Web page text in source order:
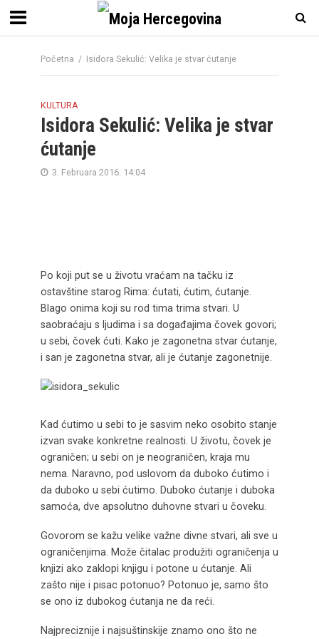
Početna / Isidora Sekulić: Velika je stvar ćutanje
KULTURA
Isidora Sekulić: Velika je stvar
ćutanje
3. Februara 2016. 14:04
Po koji put se u životu vraćam na tačku iz
ostavštine starog Rima: ćutati, ćutim, ćutanje.
Blago onima koji su rod tima trima stvari. U
saobraćaju s ljudima i sa događajima čovek govori;
u sebi, čovek ćuti. Kako je zagonetna stvar ćutanje,
i san je zagonetna stvar, ali je ćutanje zagonetnije.
Kad ćutimo u sebi to je sasvim neko osobito stanje
izvan svake konkretne realnosti. U životu, čovek je
ograničen; u sebi on je neograničen, kraja mu
nema. Naravno, pod uslovom da duboko ćutimo i
da duboko u sebi ćutimo. Duboko ćutanje i duboka
samoća, dve apsolutno duhovne stvari u čoveku.
Govorom se kažu velike važne divne stvari, ali sve u
ograničenjima. Može čitalac produžiti ograničenja u
knjizi ako zaklopi knjigu i potone u ćutanje. Ali
zašto nije i pisac potonuo? Potonuo je, samo što
se ono iz dubokog ćutanja ne da reći.
Najpreciznije i najsuštinskije znamo ono što ne